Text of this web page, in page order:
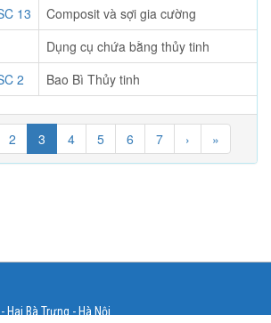
13
Composit và sợi gia cường
Dụng cụ chứa bằng thủy tinh
2 Bao Bì Thủy tinh
2 3 4 5 6 7 › »
Bà Trưng - Hà Nội